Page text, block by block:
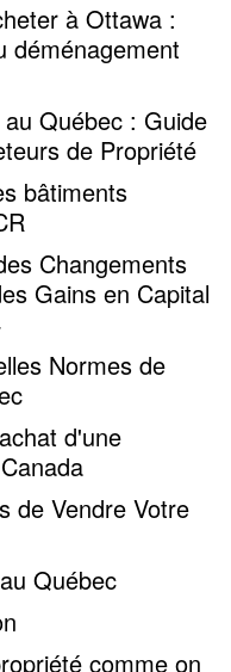
à Ottawa :
déménagement
Québec : Guide
de Propriété
bâtiments
Changements
Gains en Capital
Normes de
d'une
de Vendre Votre
Québec
comme on